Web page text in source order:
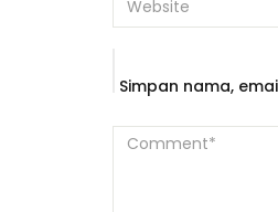
Simpan nama,